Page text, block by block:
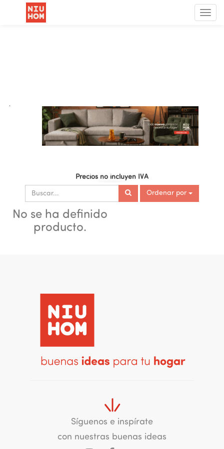
Menú
de
.
Precios no incluyen IVA
Ordenar por
No se ha definido
producto.
Síguenos e inspírate
con nuestras buenas ideas